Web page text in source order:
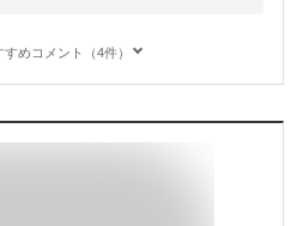
めコメント（4件）